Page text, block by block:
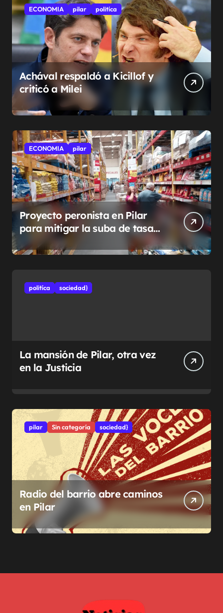
ECONOMIA pilar politíca
Achával respaldó a Kicillof y
criticó a Milei
ECONOMIA pilar
Proyecto peronista en Pilar
para mitigar la suba de tasas
municipales
politíca sociedad}
La mansión de Pilar, otra vez
en la Justicia
pilar Sin categoría sociedad}
Radio del barrio abre caminos
en Pilar